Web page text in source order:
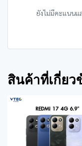
ยังไม่มีคะแนนแ
สินค้าที่เกี่ยว